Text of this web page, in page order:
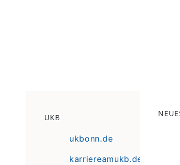
UKB
ukbonn.de
karriereamukb.de